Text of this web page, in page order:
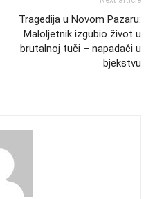
Tragedija u Novom Pazaru:
Maloljetnik izgubio život u
brutalnoj tuči – napadači u
bjekstvu